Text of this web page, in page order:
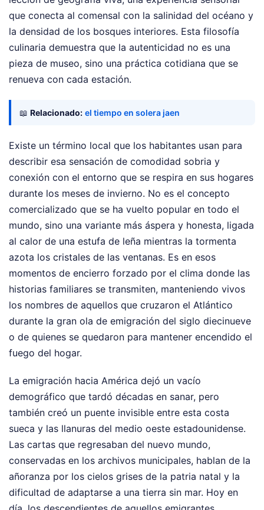
que conecta al comensal con la salinidad del océano y
la densidad de los bosques interiores. Esta filosofía
culinaria demuestra que la autenticidad no es una
pieza de museo, sino una práctica cotidiana que se
renueva con cada estación.
📖 Relacionado: el tiempo en solera jaen
Existe un término local que los habitantes usan para
describir esa sensación de comodidad sobria y
conexión con el entorno que se respira en sus hogares
durante los meses de invierno. No es el concepto
comercializado que se ha vuelto popular en todo el
mundo, sino una variante más áspera y honesta, ligada
al calor de una estufa de leña mientras la tormenta
azota los cristales de las ventanas. Es en esos
momentos de encierro forzado por el clima donde las
historias familiares se transmiten, manteniendo vivos
los nombres de aquellos que cruzaron el Atlántico
durante la gran ola de emigración del siglo diecinueve
o de quienes se quedaron para mantener encendido el
fuego del hogar.
La emigración hacia América dejó un vacío
demográfico que tardó décadas en sanar, pero
también creó un puente invisible entre esta costa
sueca y las llanuras del medio oeste estadounidense.
Las cartas que regresaban del nuevo mundo,
conservadas en los archivos municipales, hablan de la
añoranza por los cielos grises de la patria natal y la
dificultad de adaptarse a una tierra sin mar. Hoy en